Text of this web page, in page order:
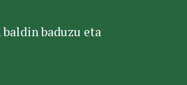
baduzu eta